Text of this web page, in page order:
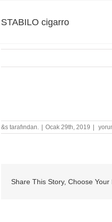
STABILO cigarro
&s tarafından. Ocak 29th, 2019
Share This Story, Choose Your